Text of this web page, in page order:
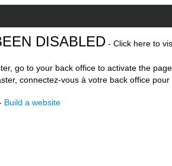
DISABLED - Click here to
go to your back office to activate the
connectez-vous à votre back office
Build a website